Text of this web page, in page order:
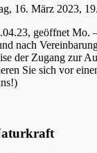
16. März 2023,
geöffnet Mo.
nach
der Zugang zur
Sie sich vor